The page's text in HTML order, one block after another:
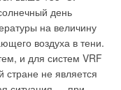
день
на величину
воздуха в тени.
и для систем VRF
не является